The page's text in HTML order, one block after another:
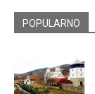
POPULARNO